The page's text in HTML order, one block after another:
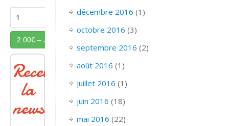
2.00€ – Je passe à l'action plus rapidement en achetant le fichier
Recevoir
la
newsletter
décembre 2016 (1)
octobre 2016 (3)
septembre 2016 (2)
août 2016 (1)
juillet 2016 (1)
juin 2016 (18)
mai 2016 (22)